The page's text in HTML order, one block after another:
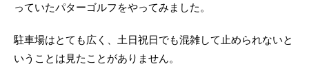
っていたパターゴルフをやってみました。
駐車場はとても広く、土日祝日でも混雑して止められないと
いうことは見たことがありません。